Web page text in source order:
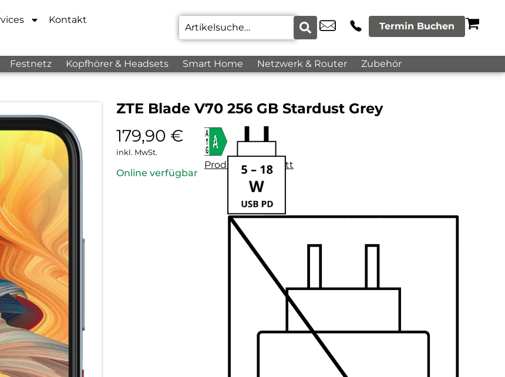
Kontakt
Termin Buchen
Festnetz Kopfhörer & Headsets Smart Home Netzwerk & Router Zubehör
ZTE Blade V70 256 GB Stardust Grey
179,90 €
inkl. MwSt.
Online verfügbar
Produktdatenblatt